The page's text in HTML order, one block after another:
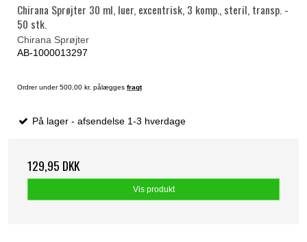
Chirana Sprøjter 30 ml, luer, excentrisk, 3 komp., steril, transp. -
50 stk.
Chirana Sprøjter
AB-1000013297
Ordrer under 500,00 kr. pålægges fragt
På lager - afsendelse 1-3 hverdage
129,95 DKK
Vis produkt